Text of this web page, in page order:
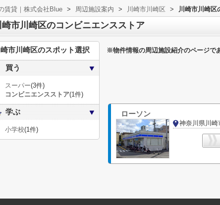
賃貸｜株式会社Blue > 周辺施設案内 > 川崎市川崎区 > 川崎市川崎区
崎市川崎区のコンビニエンスストア
※物件情報の周辺施設紹介のページで
ローソン
崎市川崎区のスポット選択
買う
スーパー(3件)
コンビニエンスストア(1件)
学ぶ
小学校(1件)